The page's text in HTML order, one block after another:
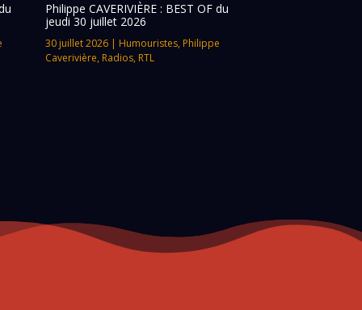
Philippe CAVERIVIÈRE : BEST OF du
jeudi 30 juillet 2026
30 juillet 2026| Humouristes, Philippe
Caverivière, Radios, RTL